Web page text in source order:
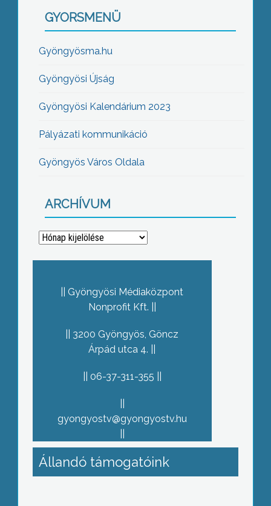
GYORSMENÜ
Gyöngyösma.hu
Gyöngyösi Újság
Gyöngyösi Kalendárium 2023
Pályázati kommunikáció
Gyöngyös Város Oldala
ARCHÍVUM
Archívum
Gyöngyösi Médiaközpont
Nonprofit Kft.
3200 Gyöngyös, Göncz
Árpád utca 4.
06-37-311-355
gyongyostv@gyongyostv.hu
Állandó támogatóink